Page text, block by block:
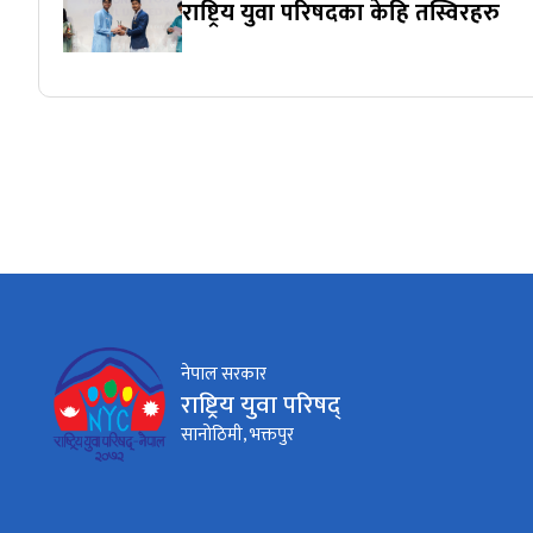
राष्ट्रिय युवा परिषदका केहि तस्विरहरु
नेपाल सरकार
राष्ट्रिय युवा परिषद्
सानोठिमी, भक्तपुर